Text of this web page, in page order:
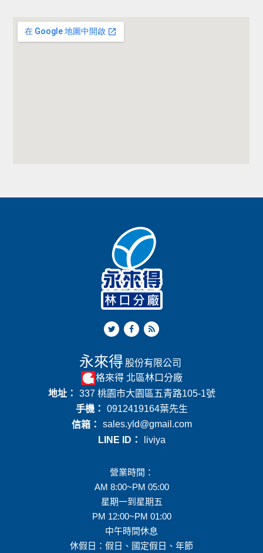
永來得 股份有限公司
格來得 北區林口分廠
地址：
337 桃園市大園區五青路105-1號
手機：
0912419164葉先生
信箱：
sales.yld@gmail.com
LINE ID：
liviya
營業時間：
AM 8:00~PM 05:00
星期一到星期五
PM 12:00~PM 01:00
中午時間休息
休假日：假日、國定假日、年節